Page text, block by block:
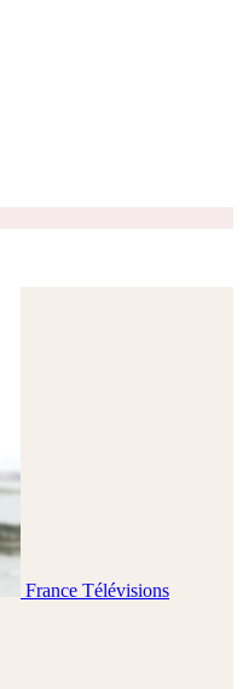
France Télévisions